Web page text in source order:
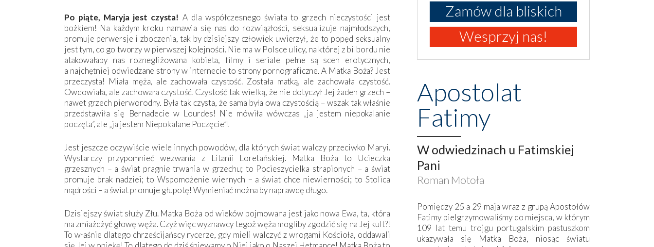
Po piąte, Maryja jest czysta! A dla współczesnego świata to grzech nieczystości jest
bożkiem! Na każdym kroku namawia się nas do rozwiązłości, seksualizuje najmłodszych,
promuje perwersje i zboczenia, tak by dzisiejszy człowiek uwierzył, że to popęd seksualny
jest tym, co go tworzy w pierwszej kolejności. Nie ma w Polsce ulicy, na której z bilbordu nie
atakowałaby nas roznegliżowana kobieta, filmy i seriale pełne są scen erotycznych,
a najchętniej odwiedzane strony w internecie to strony pornograficzne. A Matka Boża? Jest
przeczysta! Miała męża, ale zachowała czystość. Została matką, ale zachowała czystość.
Owdowiała, ale zachowała czystość. Czystość tak wielką, że nie dotyczył Jej żaden grzech –
nawet grzech pierworodny. Była tak czysta, że sama była ową czystością – wszak tak właśnie
przedstawiła się Bernadecie w Lour­des! Nie mówiła wówczas „ja jestem niepokalanie
poczęta”, ale „ja jestem Niepokalane Poczęcie”!
Jest jeszcze oczywiście wiele innych powodów, dla których świat walczy przeciwko Maryi.
Wystarczy przypomnieć wezwania z Litanii Loretańskiej. Matka Boża to Ucieczka
grzesznych – a świat pragnie trwania w grzechu; to Pocieszycielka strapionych – a świat
promuje brak nadziei; to Wspomożenie wiernych – a świat chce niewierności; to Stolica
mądrości – a świat promuje głupotę! Wymieniać można by naprawdę długo.
Dzisiejszy świat służy Złu. Matka Boża od wieków pojmowana jest jako nowa Ewa, ta, która
ma zmiażdżyć głowę węża. Czyż więc wyznawcy tegoż węża mogliby zgodzić się na Jej kult?!
To właśnie dlatego chrześcijańscy rycerze, gdy mieli walczyć z wrogami Kościoła, oddawali
Zamów dla bliskich
Wesprzyj nas!
Apostolat
Fatimy
W odwiedzinach u Fatimskiej
Pani
Roman Motoła
Pomiędzy 25 a 29 maja wraz z grupą Apostołów
Fatimy pielgrzymowaliśmy do miejsca, w którym
109 lat temu trojgu portugalskim pastuszkom
ukazywała się Matka Boża, niosąc światu